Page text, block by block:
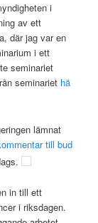
i
av ett
där jag var en
i ett
seminariet
seminariet hä
lämnat
till bud
in till ett
i riksdagen.